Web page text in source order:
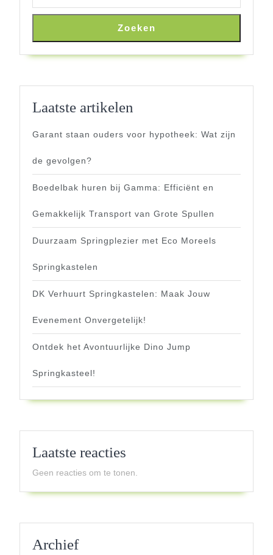
Zoeken
Laatste artikelen
Garant staan ouders voor hypotheek: Wat zijn
de gevolgen?
Boedelbak huren bij Gamma: Efficiënt en
Gemakkelijk Transport van Grote Spullen
Duurzaam Springplezier met Eco Moreels
Springkastelen
DK Verhuurt Springkastelen: Maak Jouw
Evenement Onvergetelijk!
Ontdek het Avontuurlijke Dino Jump
Springkasteel!
Laatste reacties
Geen reacties om te tonen.
Archief